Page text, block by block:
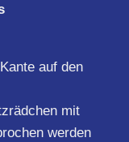
auf den
mit
werden